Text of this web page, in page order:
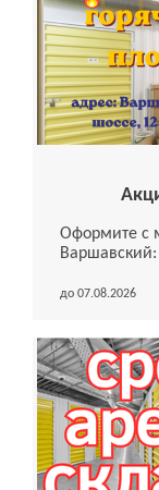
Оформите с
до 07.08.2026